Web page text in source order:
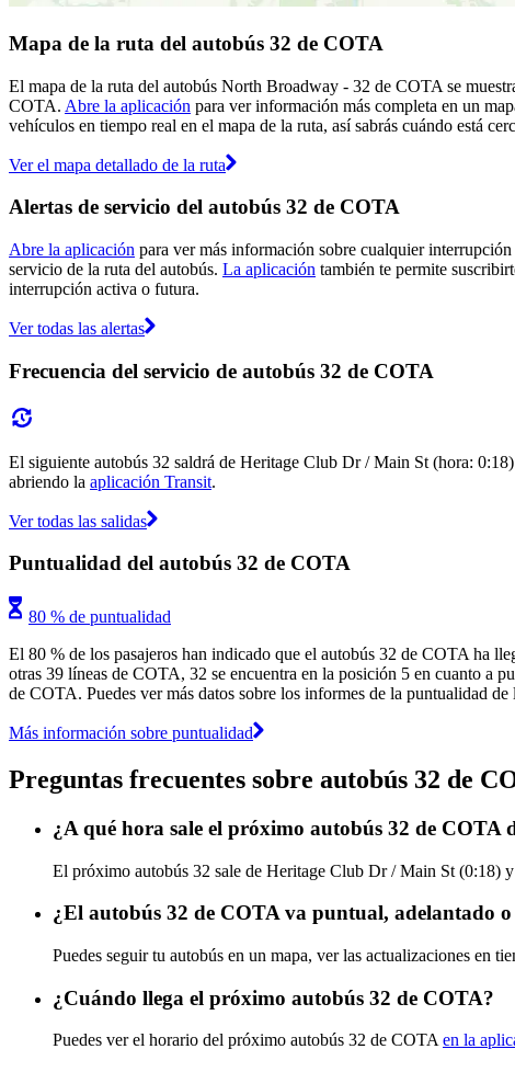
Mapa de la ruta del autobús 32 de COTA
El mapa de la ruta del autobús North Broadway - 32 de COTA se
COTA. Abre la aplicación para ver información más completa en un
vehículos en tiempo real en el mapa de la ruta, así sabrás cuándo está
Ver el mapa detallado de la ruta
Alertas de servicio del autobús 32 de COTA
Abre la aplicación para ver más información sobre cualquier
servicio de la ruta del autobús. La aplicación también te permite
interrupción activa o futura.
Ver todas las alertas
Frecuencia del servicio de autobús 32 de COTA
El siguiente autobús 32 saldrá de Heritage Club Dr / Main St (hora:
abriendo la aplicación Transit.
Ver todas las salidas
Puntualidad del autobús 32 de COTA
80 % de puntualidad
El 80 % de los pasajeros han indicado que el autobús 32 de COTA ha
otras 39 líneas de COTA, 32 se encuentra en la posición 5 en cuanto a
de COTA. Puedes ver más datos sobre los informes de la puntualidad
Más información sobre puntualidad
Preguntas frecuentes sobre autobús 32 de
¿A qué hora sale el próximo autobús 32 de COTA
El próximo autobús 32 sale de Heritage Club Dr / Main St (0:18)
¿El autobús 32 de COTA va puntual, adelantado
Puedes seguir tu autobús en un mapa, ver las actualizaciones en
¿Cuándo llega el próximo autobús 32 de COTA?
Puedes ver el horario del próximo autobús 32 de COTA en la